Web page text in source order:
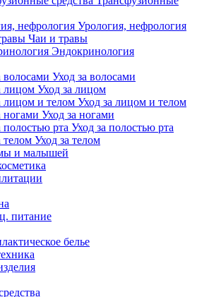
Урология, нефрология
Чаи и травы
Эндокринология
Уход за волосами
Уход за лицом
Уход за лицом и телом
Уход за ногами
Уход за полостью рта
Уход за телом
и малышей
питание
белье